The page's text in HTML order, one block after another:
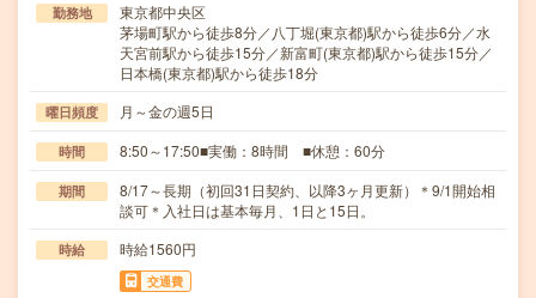
勤務地
東京都中央区
茅場町駅から徒歩8分／八丁堀(東京都)駅から徒歩6分／水
天宮前駅から徒歩15分／新富町(東京都)駅から徒歩15分／
日本橋(東京都)駅から徒歩18分
曜日頻度 月～金の週5日
時間 8:50～17:50■実働：8時間 ■休憩：60分
期間
8/17～長期（初回31日契約、以降3ヶ月更新）＊9/1開始相
談可＊入社日は基本毎月、1日と15日。
時給 時給1560円
交通費